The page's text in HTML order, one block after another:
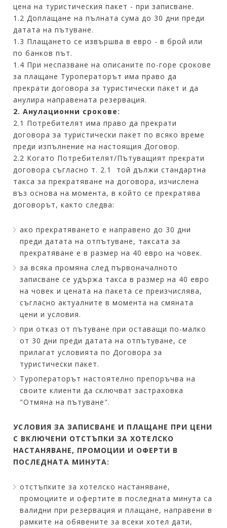
цена на туристическия пакет - при записване.
1.2 Доплащане на пълната сума до 30 дни преди
датата на пътуване.
1.3 Плащането се извършва в евро - в брой или
по банков път.
1.4 При неспазване на описаните по-горе срокове
за плащане Туроператорът има право да
прекрати договора за туристически пакет и да
анулира направената резервация.
2. Анулационни срокове:
2.1 Потребителят има право да прекрати
договора за туристически пакет по всяко време
преди изпълнение на настоящия Договор.
2.2 Когато Потребителят/Пътуващият прекрати
договора съгласно т. 2.1 той дължи стандартна
такса за прекратяване на договора, изчислена
въз основа на момента, в който се прекратява
договорът, както следва:
ако прекратяването е направено до 30 дни
преди датата на отпътуване, таксата за
прекратяване е в размер на 40 евро на човек.
за всяка промяна след първоначалното
записване се удържа такса в размер на 40 евро
на човек и цената на пакета се преизчислява,
съгласно актуалните в момента на смяната
цени и условия.
при отказ от пътуване при оставащи по-малко
от 30 дни преди датата на отпътуване, се
прилагат условията по Договора за
туристически пакет.
Туроператорът настоятелно препоръчва на
своите клиенти да сключват застраховка
"Отмяна на пътуване".
УСЛОВИЯ ЗА ЗАПИСВАНЕ И ПЛАЩАНЕ ПРИ ЦЕНИ
С ВКЛЮЧЕНИ ОТСТЪПКИ ЗА ХОТЕЛСКО
НАСТАНЯВАНЕ, ПРОМОЦИИ И ОФЕРТИ В
ПОСЛЕДНАТА МИНУТА:
отстъпките за хотелско настаняване,
промоциите и офертите в последната минута са
валидни при резервация и плащане, направени в
рамките на обявените за всеки хотел дати,